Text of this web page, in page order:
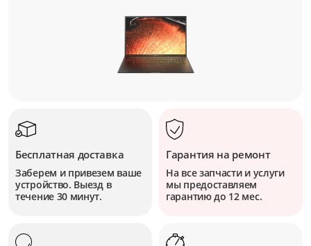
Бесплатная доставка
Заберем и привезем ваше
устройство. Выезд в
течение 30 минут.
Гарантия на ремонт
На все запчасти и услуги
мы предоставляем
гарантию до 12 мес.